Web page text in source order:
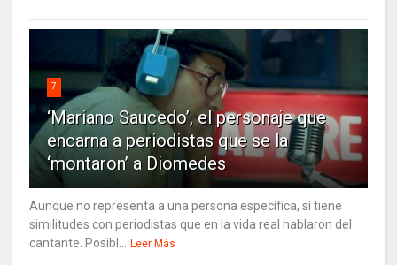
7
‘Mariano Saucedo’, el personaje que
encarna a periodistas que se la
‘montaron’ a Diomedes
Aunque no representa a una persona específica, sí tiene
similitudes con periodistas que en la vida real hablaron del
cantante. Posibl...
Leer Más